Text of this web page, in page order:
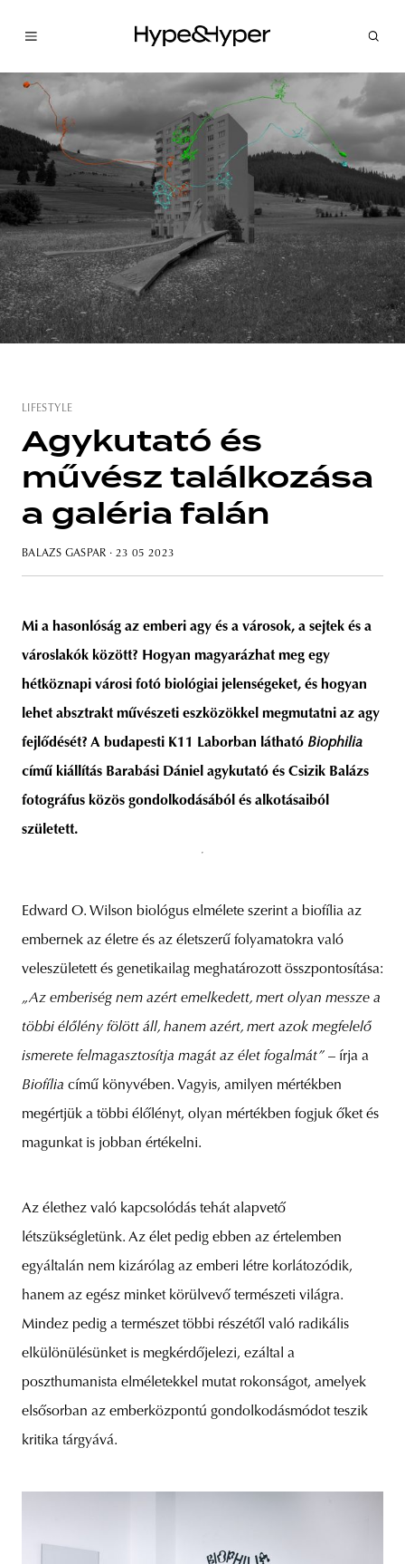
LIFESTYLE
Agykutató és
művész találkozása
a galéria falán
BALAZS GASPAR · 23 05 2023
Mi a hasonlóság az emberi agy és a városok, a sejtek és a
városlakók között? Hogyan magyarázhat meg egy
hétköznapi városi fotó biológiai jelenségeket, és hogyan
lehet absztrakt művészeti eszközökkel megmutatni az agy
fejlődését? A budapesti K11 Laborban látható Biophilia
című kiállítás Barabási Dániel agykutató és Csizik Balázs
fotográfus közös gondolkodásából és alkotásaiból
született.
Edward O. Wilson biológus elmélete szerint a biofília az
embernek az életre és az életszerű folyamatokra való
veleszületett és genetikailag meghatározott összpontosítása:
„Az emberiség nem azért emelkedett, mert olyan messze a
többi élőlény fölött áll, hanem azért, mert azok megfelelő
ismerete felmagasztosítja magát az élet fogalmát” – írja a
Biofília című könyvében. Vagyis, amilyen mértékben
megértjük a többi élőlényt, olyan mértékben fogjuk őket és
magunkat is jobban értékelni.
Az élethez való kapcsolódás tehát alapvető
létszükségletünk. Az élet pedig ebben az értelemben
egyáltalán nem kizárólag az emberi létre korlátozódik,
hanem az egész minket körülvevő természeti világra.
Mindez pedig a természet többi részétől való radikális
elkülönülésünket is megkérdőjelezi, ezáltal a
poszthumanista elméletekkel mutat rokonságot, amelyek
elsősorban az emberközpontú gondolkodásmódot teszik
kritika tárgyává.